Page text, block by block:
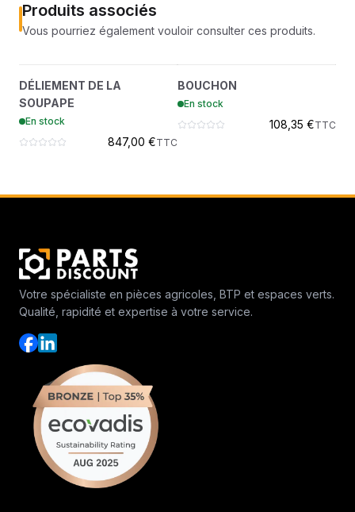
Produits associés
Vous pourriez également vouloir consulter ces produits.
?
SOUPAPE
7499323
DÉLIEMENT DE LA
SOUPAPE
En stock
847,00 €TTC
6682875
BOUCHON
En stock
108,35 €TTC
Votre spécialiste en pièces agricoles, BTP et espaces verts.
Qualité, rapidité et expertise à votre service.